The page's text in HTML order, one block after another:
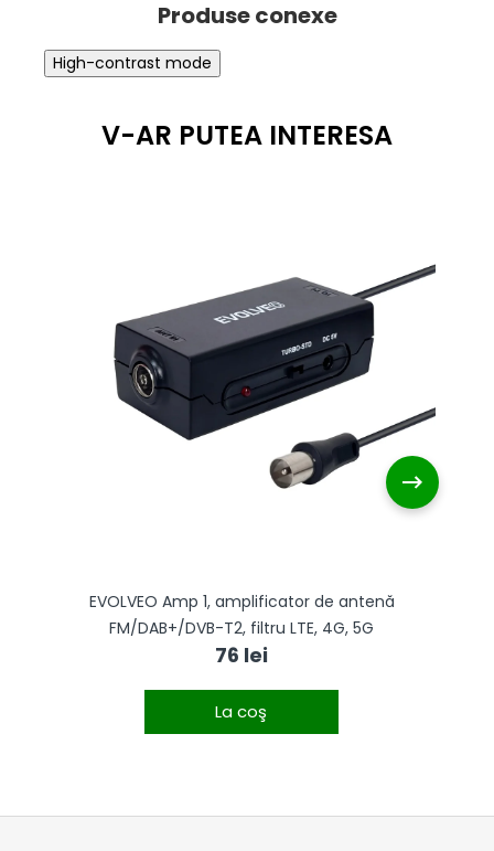
High-contrast mode
EVOLVEO Amp 1, amplificator de antenă
FM/DAB+/DVB-T2, filtru LTE, 4G, 5G
76 lei
La coş